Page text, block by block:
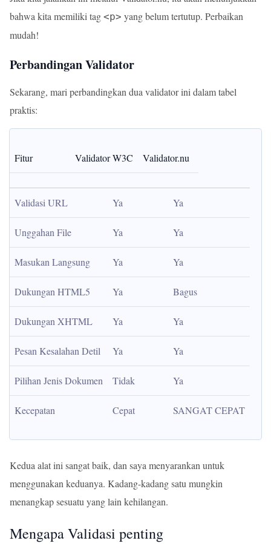
bahwa kita memiliki tag <p> yang belum tertutup. Perbaikan
mudah!
Perbandingan Validator
Sekarang, mari perbandingkan dua validator ini dalam tabel
praktis:
Fitur Validator W3C Validator.nu
Validasi URL Ya Ya
Unggahan File Ya Ya
Masukan Langsung Ya Ya
Dukungan HTML5 Ya Bagus
Dukungan XHTML Ya Ya
Pesan Kesalahan Detil Ya Ya
Pilihan Jenis Dokumen Tidak Ya
Kecepatan Cepat SANGAT CEPAT
Kedua alat ini sangat baik, dan saya menyarankan untuk
menggunakan keduanya. Kadang-kadang satu mungkin
menangkap sesuatu yang lain kehilangan.
Mengapa Validasi penting